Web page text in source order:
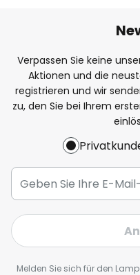
Verpassen Sie keine
Aktionen und die
registrieren und wir
zu, den Sie bei Ihrem
Melden Sie sich für den